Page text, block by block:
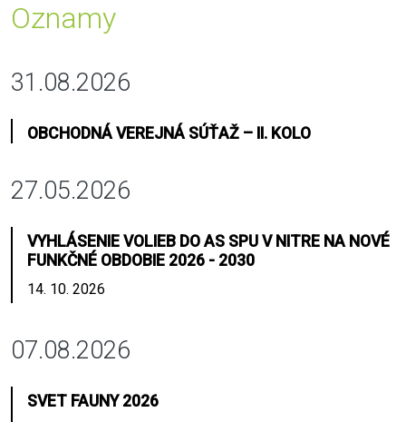
Oznamy
31.08.2026
OBCHODNÁ VEREJNÁ SÚŤAŽ – II. KOLO
27.05.2026
VYHLÁSENIE VOLIEB DO AS SPU V NITRE NA NOVÉ
FUNKČNÉ OBDOBIE 2026 - 2030
14. 10. 2026
07.08.2026
SVET FAUNY 2026